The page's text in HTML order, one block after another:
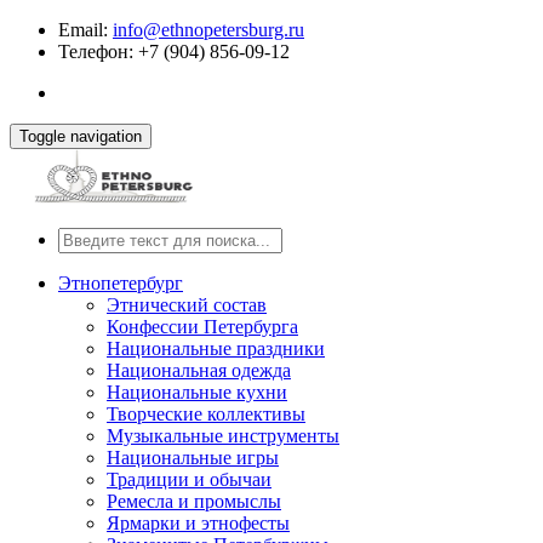
Email: info@ethnopetersburg.ru
Телефон: +7 (904) 856-09-12
Toggle navigation
Этнопетербург
Этнический состав
Конфессии Петербурга
Национальные праздники
Национальная одежда
Национальные кухни
Творческие коллективы
Музыкальные инструменты
Национальные игры
Традиции и обычаи
Ремесла и промыслы
Ярмарки и этнофесты